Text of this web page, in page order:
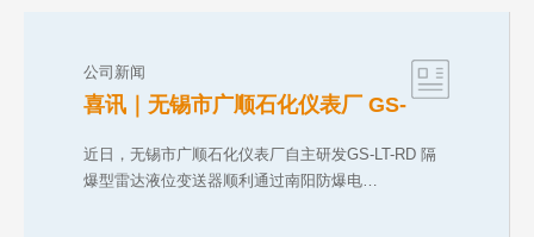
公司新闻
喜讯｜无锡市广顺石化仪表厂 GS-
CNEX 气粉双防爆合格证
近日，无锡市广顺石化仪表厂自主研发GS-LT-RD 隔
爆型雷达液位变送器顺利通过南阳防爆电…